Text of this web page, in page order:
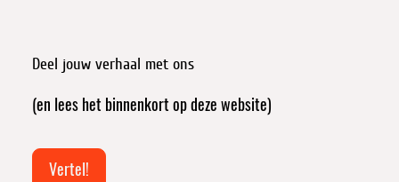
TextilesDeel jouw verhaal met ons
(en lees het binnenkort op deze website)
Vertel!